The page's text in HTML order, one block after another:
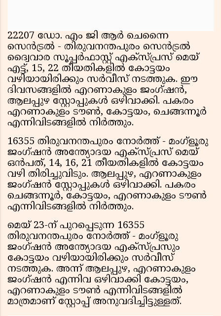
22207 ഡോ. എം ജി ആർ ചെന്നൈ
സെൻട്രൽ - തിരുവനന്തപുരം സെൻട്രൽ
ദ്വൈവാര സൂപ്പർഫാസ്റ്റ് എക്സ്പ്രസ് മെയ്
എട്ട്, 15, 22 തീയതികളിൽ കോട്ടയം
വഴിയായിരിക്കും സർവീസ് നടത്തുക. ഈ
ദിവസങ്ങളിൽ എറണാകുളം ജംഗ്ഷൻ,
ആലപ്പുഴ സ്റ്റോപ്പുകൾ ഒഴിവാക്കി. പകരം
എറണാകുളം ടൗൺ, കോട്ടയം, ചെങ്ങന്നൂർ
എന്നിവിടങ്ങളിൽ നിർത്തും.
16355 തിരുവനന്തപുരം നോർത്ത് - മംഗ്ളൂരു
ജംഗ്ഷൻ അന്ത്യോദയ എക്സ്പ്രസ് മെയ്
ഒൻപത്, 14, 16, 21 തീയതികളിൽ കോട്ടയം
വഴി തിരിച്ചുവിടും. ആലപ്പുഴ, എറണാകുളം
ജംഗ്ഷൻ സ്റ്റോപ്പുകൾ ഒഴിവാക്കി. പകരം
ചെങ്ങന്നൂർ, കോട്ടയം, എറണാകുളം ടൗൺ
എന്നിവിടങ്ങളിൽ നിർത്തും.
മെയ് 23-ന് പുറപ്പെടുന്ന 16355
തിരുവനന്തപുരം നോർത്ത് - മംഗ്ളൂരു
ജംഗ്ഷൻ അന്ത്യോദയ എക്സ്പ്രസും
കോട്ടയം വഴിയായിരിക്കും സർവീസ്
നടത്തുക. അന്ന് ആലപ്പുഴ, എറണാകുളം
ജംഗ്ഷൻ എന്നിവ ഒഴിവാക്കി കോട്ടയം,
എറണാകുളം ടൗൺ എന്നിവിടങ്ങളിൽ
മാത്രമാണ് സ്റ്റോപ്പ് അനുവദിച്ചിട്ടുള്ളത്.